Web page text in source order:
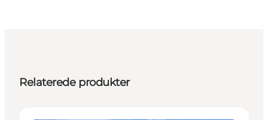
Relaterede produkter